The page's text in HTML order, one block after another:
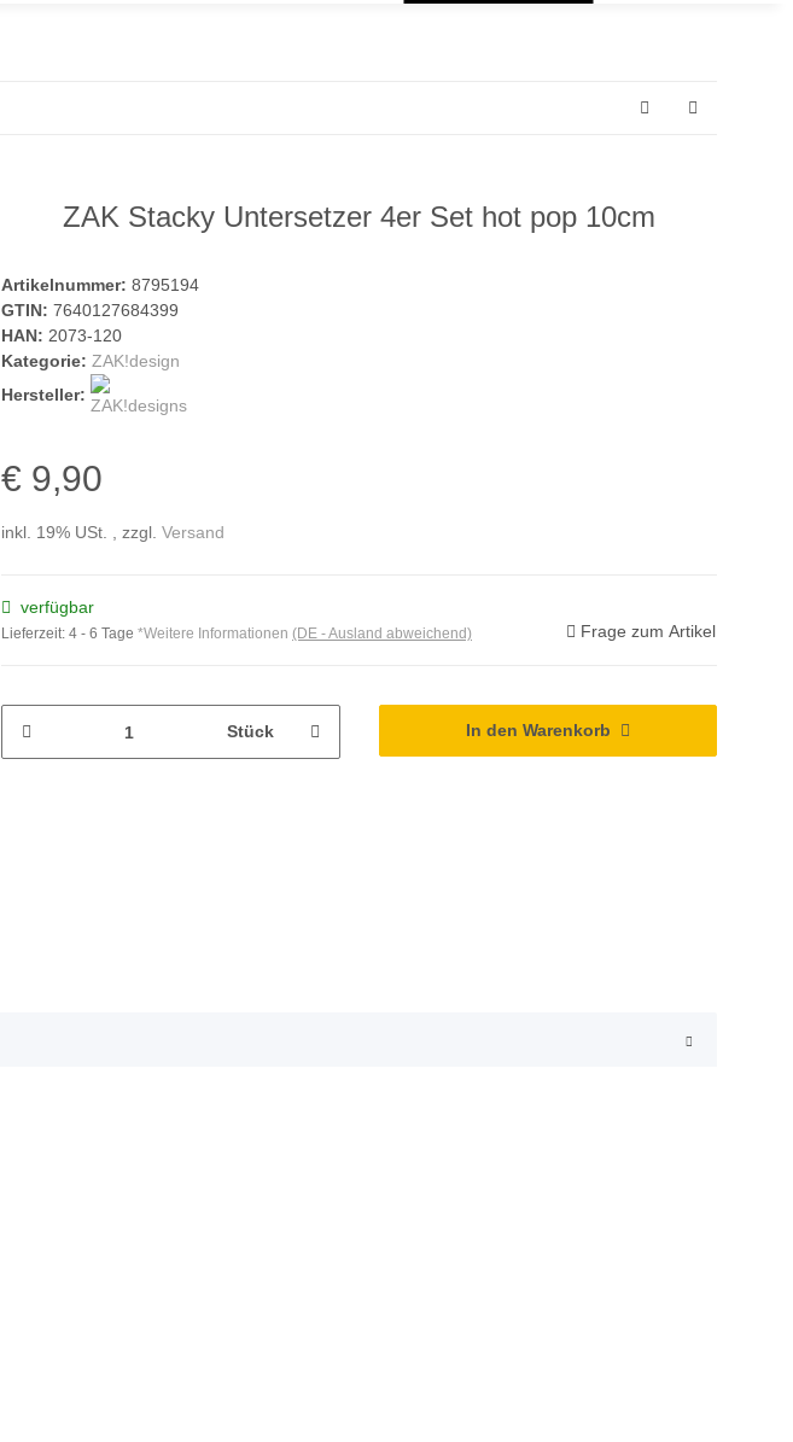
ZAK Stacky Untersetzer 4er Set hot pop 10cm
Artikelnummer: 8795194
GTIN: 7640127684399
HAN: 2073-120
Kategorie: ZAK!design
Hersteller:
€ 9,90
inkl. 19% USt. , zzgl. Versand
verfügbar
Lieferzeit: 4 - 6 Tage *Weitere Informationen (DE - Ausland abweichend) Frage zum Artikel
Stück In den Warenkorb